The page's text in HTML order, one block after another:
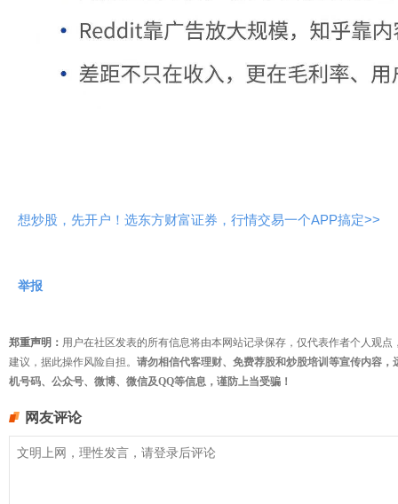
想炒股，先开户！选东方财富证券，行情交易一个APP搞定>>
举报
郑重声明： 用户在社区发表的所有信息将由本网站记录保存，仅代表作者个人观
建议，据此操作风险自担。 请勿相信代客理财、免费荐股和炒股培训等宣传内容
机号码、公众号、微博、微信及QQ等信息，谨防上当受骗！
网友评论